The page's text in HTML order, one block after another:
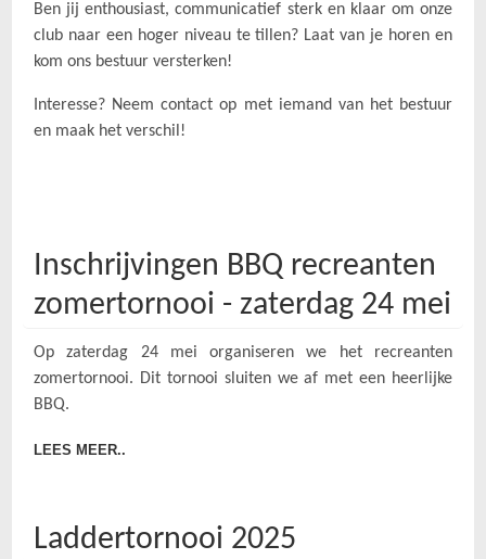
Ben jij enthousiast, communicatief sterk en klaar om onze
club naar een hoger niveau te tillen? Laat van je horen en
kom ons bestuur versterken!
Interesse? Neem contact op met iemand van het bestuur
en maak het verschil!
Inschrijvingen BBQ recreanten
zomertornooi - zaterdag 24 mei
Op zaterdag 24 mei organiseren we het recreanten
zomertornooi. Dit tornooi sluiten we af met een heerlijke
BBQ.
LEES MEER..
Laddertornooi 2025